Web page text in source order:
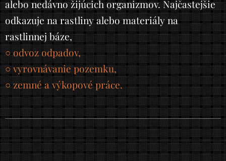
alebo nedávno žijúcich organizmov. Najčastejšie
odkazuje na rastliny alebo materiály na
rastlinnej báze,
○odvoz odpadov,
○vyrovnávanie pozemku,
○zemné a výkopové práce.